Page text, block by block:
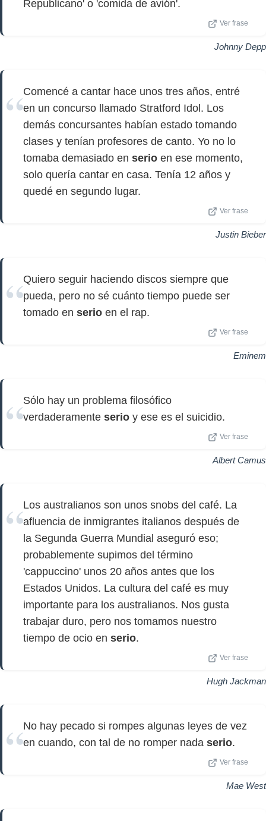
Republicano' o 'comida de avión'.
Ver frase
Johnny Depp
Comencé a cantar hace unos tres años, entré
en un concurso llamado Stratford Idol. Los
demás concursantes habían estado tomando
clases y tenían profesores de canto. Yo no lo
tomaba demasiado en serio en ese momento,
solo quería cantar en casa. Tenía 12 años y
quedé en segundo lugar.
Ver frase
Justin Bieber
Quiero seguir haciendo discos siempre que
pueda, pero no sé cuánto tiempo puede ser
tomado en serio en el rap.
Ver frase
Eminem
Sólo hay un problema filosófico
verdaderamente serio y ese es el suicidio.
Ver frase
Albert Camus
Los australianos son unos snobs del café. La
afluencia de inmigrantes italianos después de
la Segunda Guerra Mundial aseguró eso;
probablemente supimos del término
'cappuccino' unos 20 años antes que los
Estados Unidos. La cultura del café es muy
importante para los australianos. Nos gusta
trabajar duro, pero nos tomamos nuestro
tiempo de ocio en serio.
Ver frase
Hugh Jackman
No hay pecado si rompes algunas leyes de vez
en cuando, con tal de no romper nada serio.
Ver frase
Mae West